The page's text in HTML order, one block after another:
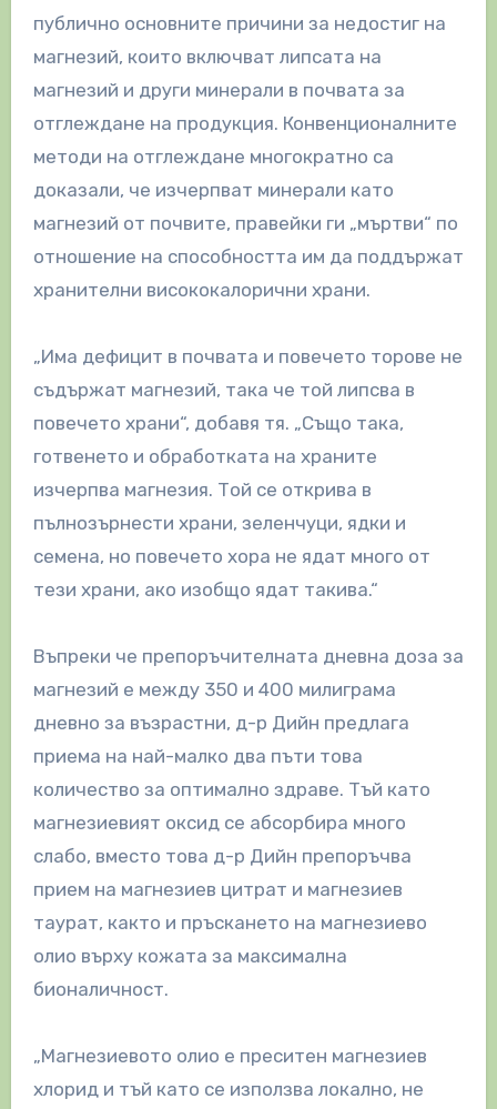
публично основните причини за недостиг на
магнезий, които включват липсата на
магнезий и други минерали в почвата за
отглеждане на продукция. Конвенционалните
методи на отглеждане многократно са
доказали, че изчерпват минерали като
магнезий от почвите, правейки ги „мъртви“ по
отношение на способността им да поддържат
хранителни висококалорични храни.
„Има дефицит в почвата и повечето торове не
съдържат магнезий, така че той липсва в
повечето храни“, добавя тя. „Също така,
готвенето и обработката на храните
изчерпва магнезия. Той се открива в
пълнозърнести храни, зеленчуци, ядки и
семена, но повечето хора не ядат много от
тези храни, ако изобщо ядат такива.“
Въпреки че препоръчителната дневна доза за
магнезий е между 350 и 400 милиграма
дневно за възрастни, д-р Дийн предлага
приема на най-малко два пъти това
количество за оптимално здраве. Тъй като
магнезиевият оксид се абсорбира много
слабо, вместо това д-р Дийн препоръчва
прием на магнезиев цитрат и магнезиев
таурат, както и пръскането на магнезиево
олио върху кожата за максимална
бионаличност.
„Магнезиевото олио е преситен магнезиев
хлорид и тъй като се използва локално, не